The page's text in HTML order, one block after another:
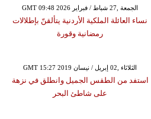
GMT 09:48 2026 الجمعة ,27 شباط / فبراير
نساء العائلة الملكية الأردنية يتألقنّ بإطلالات
رمضانية وقورة
GMT 15:27 2019 الثلاثاء ,02 إبريل / نيسان
استفد من الطقس الجميل وانطلق في نزهة
على شاطئ البحر